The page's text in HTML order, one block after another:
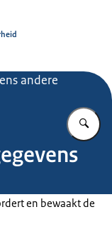
andere
en bewaakt de